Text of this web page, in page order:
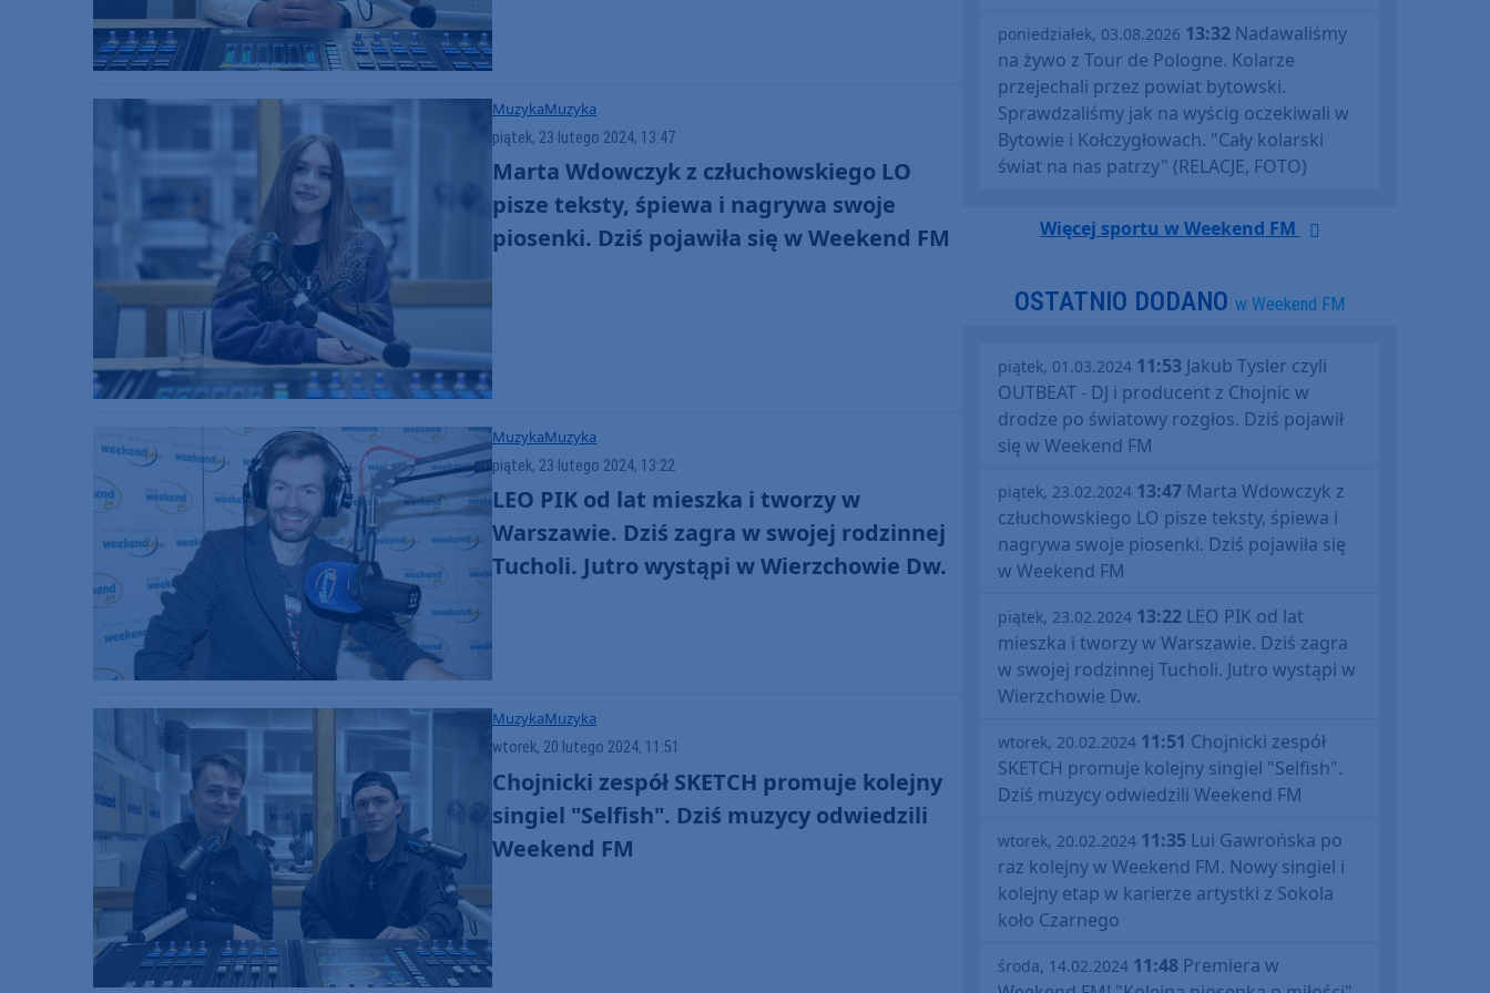
MuzykaMuzyka
piątek, 23 lutego 2024, 13:47
Marta Wdowczyk z człuchowskiego LO
pisze teksty, śpiewa i nagrywa swoje
piosenki. Dziś pojawiła się w Weekend FM
MuzykaMuzyka
piątek, 23 lutego 2024, 13:22
LEO PIK od lat mieszka i tworzy w
Warszawie. Dziś zagra w swojej rodzinnej
Tucholi. Jutro wystąpi w Wierzchowie Dw.
MuzykaMuzyka
wtorek, 20 lutego 2024, 11:51
Chojnicki zespół SKETCH promuje kolejny
singiel "Selfish". Dziś muzycy odwiedzili
Weekend FM
poniedziałek, 03.08.2026 13:32 Nadawaliśmy
na żywo z Tour de Pologne. Kolarze
przejechali przez powiat bytowski.
Sprawdzaliśmy jak na wyścig oczekiwali w
Bytowie i Kołczygłowach. "Cały kolarski
świat na nas patrzy" (RELACJE, FOTO)
Więcej sportu w Weekend FM
OSTATNIO DODANO w Weekend FM
piątek, 01.03.2024 11:53 Jakub Tysler czyli
OUTBEAT - DJ i producent z Chojnic w
drodze po światowy rozgłos. Dziś pojawił
się w Weekend FM
piątek, 23.02.2024 13:47 Marta Wdowczyk z
człuchowskiego LO pisze teksty, śpiewa i
nagrywa swoje piosenki. Dziś pojawiła się
w Weekend FM
piątek, 23.02.2024 13:22 LEO PIK od lat
mieszka i tworzy w Warszawie. Dziś zagra
w swojej rodzinnej Tucholi. Jutro wystąpi w
Wierzchowie Dw.
wtorek, 20.02.2024 11:51 Chojnicki zespół
SKETCH promuje kolejny singiel "Selfish".
Dziś muzycy odwiedzili Weekend FM
wtorek, 20.02.2024 11:35 Lui Gawrońska po
raz kolejny w Weekend FM. Nowy singiel i
kolejny etap w karierze artystki z Sokola
koło Czarnego
środa, 14.02.2024 11:48 Premiera w